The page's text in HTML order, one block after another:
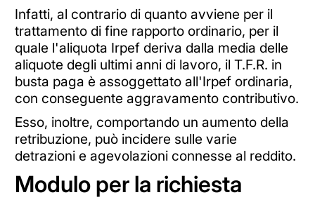
Infatti, al contrario di quanto avviene per il
trattamento di fine rapporto ordinario, per il
quale l'aliquota Irpef deriva dalla media delle
aliquote degli ultimi anni di lavoro, il T.F.R. in
busta paga è assoggettato all'Irpef ordinaria,
con conseguente aggravamento contributivo.
Esso, inoltre, comportando un aumento della
retribuzione, può incidere sulle varie
detrazioni e agevolazioni connesse al reddito.
Modulo per la richiesta